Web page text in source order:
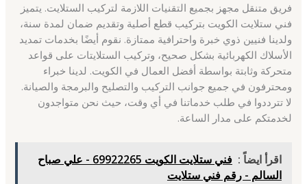
فريق متنقل مجهز بجميع التقنيات اللازمة لتركيب الستلايت. يتميز
فني ستلايت الكويت بتركيب قطع أصلية وتقديم ضمان لمدة سنة،
ولدينا فنيين ذوي خبرة واحترافية ممتازة. نقوم أيضًا بخدمات تمديد
الأسلاك الكهربائية بشكل صحيح، وتركيب الستلايتات على قواعد
متحركة وثابتة بواسطة أفضل العمال في الكويت. لدينا خبراء
ومحترفون في جميع جوانب التركيب والتصليح والبرمجة والصيانة.
لا تترددوا في طلب خدماتنا في أي وقت، حيث نحن متواجدون
لخدمتكم على مدار الساعة.
اقرأ ايضاً :
فني ستلايت الكويت 69922265 - علي صباح
السالم - رقم فني ستلايت